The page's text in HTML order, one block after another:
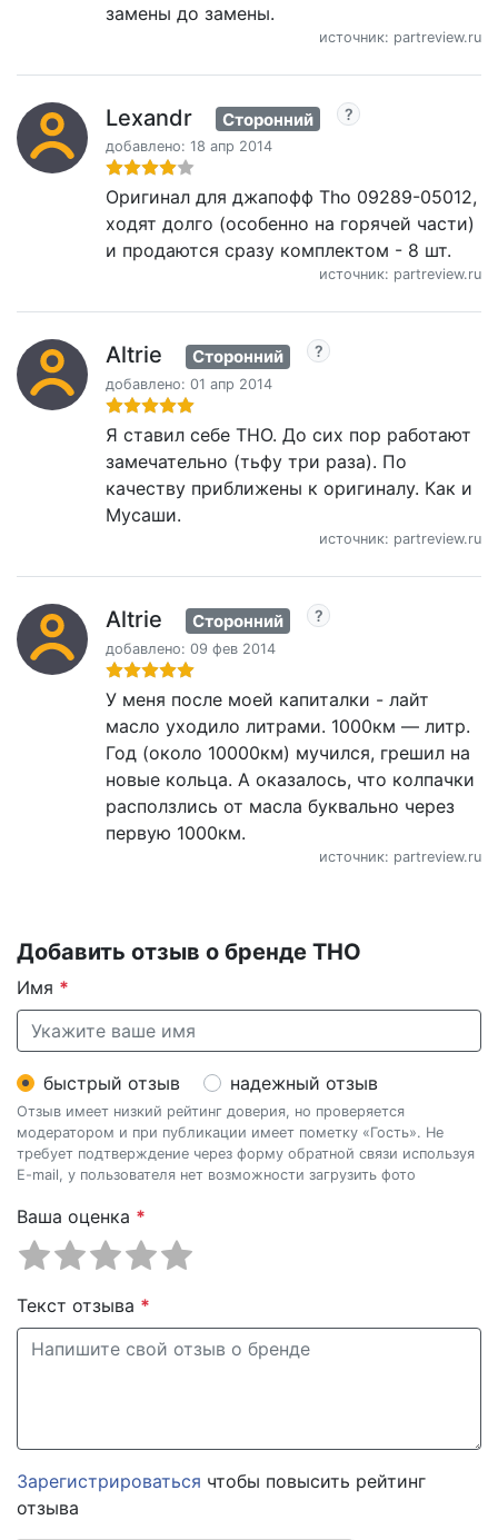
замены до замены.
источник: partreview.ru
Lexandr Сторонний
добавлено: 18 апр 2014
Оригинал для джапофф Tho 09289-05012,
ходят долго (особенно на горячей части)
и продаются сразу комплектом - 8 шт.
источник: partreview.ru
Altrie Сторонний
добавлено: 01 апр 2014
Я ставил себе ТНО. До сих пор работают
замечательно (тьфу три раза). По
качеству приближены к оригиналу. Как и
Мусаши.
источник: partreview.ru
Altrie Сторонний
добавлено: 09 фев 2014
У меня после моей капиталки - лайт
масло уходило литрами. 1000км — литр.
Год (около 10000км) мучился, грешил на
новые кольца. А оказалось, что колпачки
расползлись от масла буквально через
первую 1000км.
источник: partreview.ru
Добавить отзыв о бренде THO
Имя *
быстрый отзыв надежный отзыв
Отзыв имеет низкий рейтинг доверия, но проверяется
модератором и при публикации имеет пометку «Гость». Не
требует подтверждение через форму обратной связи используя
E-mail, у пользователя нет возможности загрузить фото
Ваша оценка *
Текст отзыва *
Зарегистрироваться чтобы повысить рейтинг
отзыва